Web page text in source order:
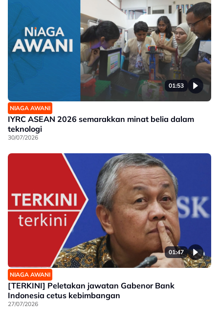
01:53
NIAGA AWANI
IYRC ASEAN 2026 semarakkan minat belia dalam
teknologi
30/07/2026
01:47
NIAGA AWANI
[TERKINI] Peletakan jawatan Gabenor Bank
Indonesia cetus kebimbangan
27/07/2026